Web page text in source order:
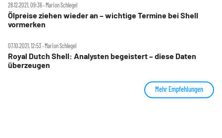
28.12.2021, 09:36 ‧ Marion Schlegel
Ölpreise ziehen wieder an – wichtige Termine bei Shell
vormerken
07.10.2021, 12:53 ‧ Marion Schlegel
Royal Dutch Shell: Analysten begeistert – diese Daten
überzeugen
Mehr Empfehlungen